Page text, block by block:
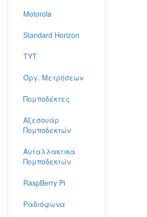
Motorola
Standard Horizon
TYT
Όργ. Μετρήσεων
Πομποδέκτες
Αξεσουάρ
Πομποδεκτών
Ανταλλακτικά
Πομποδεκτών
RaspBerry Pi
Ραδιόφωνα